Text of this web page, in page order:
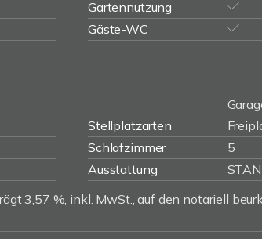
Gartennutzung
Gäste-WC
Stellplatzarten
Schlafzimmer
5
Ausstattung
3,57 %, inkl. MwSt., auf den notariell